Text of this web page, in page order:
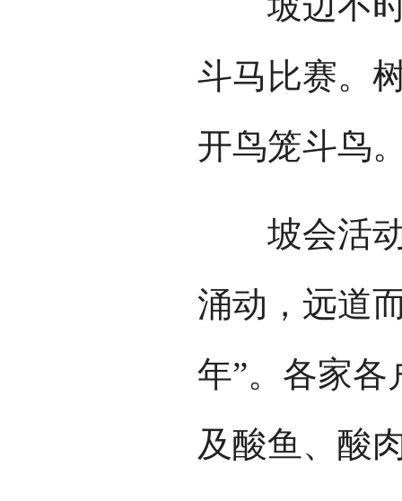
斗马比赛。
开鸟笼斗鸟
坡会活动
涌动，远道
年”。各家
及酸鱼、酸